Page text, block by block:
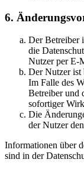
6.
Der Betreiber
die
Nutzer per E-
Der Nutzer ist
Im Falle des
Betreiber und
sofortiger
Die
der Nutzer
Informationen über
sind in der